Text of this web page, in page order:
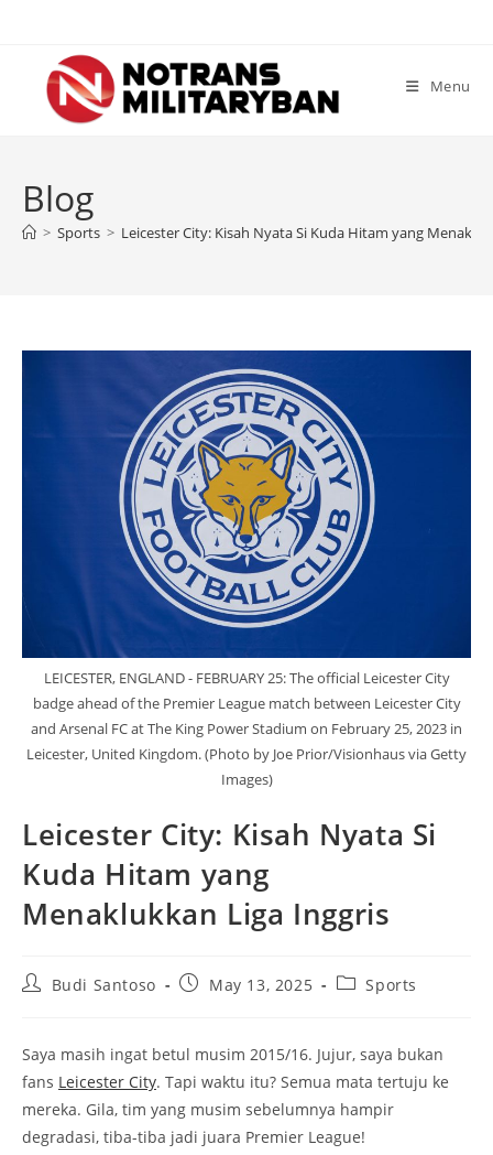
content
Menu
Blog
> Sports > Leicester City: Kisah Nyata Si Kuda Hitam yang
LEICESTER, ENGLAND - FEBRUARY 25: The official Leicester City
badge ahead of the Premier League match between Leicester City
and Arsenal FC at The King Power Stadium on February 25, 2023 in
Leicester, United Kingdom. (Photo by Joe Prior/Visionhaus via Getty
Images)
Leicester City: Kisah Nyata Si
Kuda Hitam yang
Menaklukkan Liga Inggris
PostBudi Santoso
PostMay 13, 2025
PostSports
Saya masih ingat betul musim 2015/16. Jujur, saya bukan
fans Leicester City. Tapi waktu itu? Semua mata tertuju ke
mereka. Gila, tim yang musim sebelumnya hampir
degradasi, tiba-tiba jadi juara Premier League!